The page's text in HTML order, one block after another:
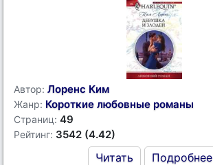
Автор: Лоренс Ким
Жанр: Короткие любовные романы
Страниц: 49
Рейтинг: 3542 (4.42)
Читать Подробнее